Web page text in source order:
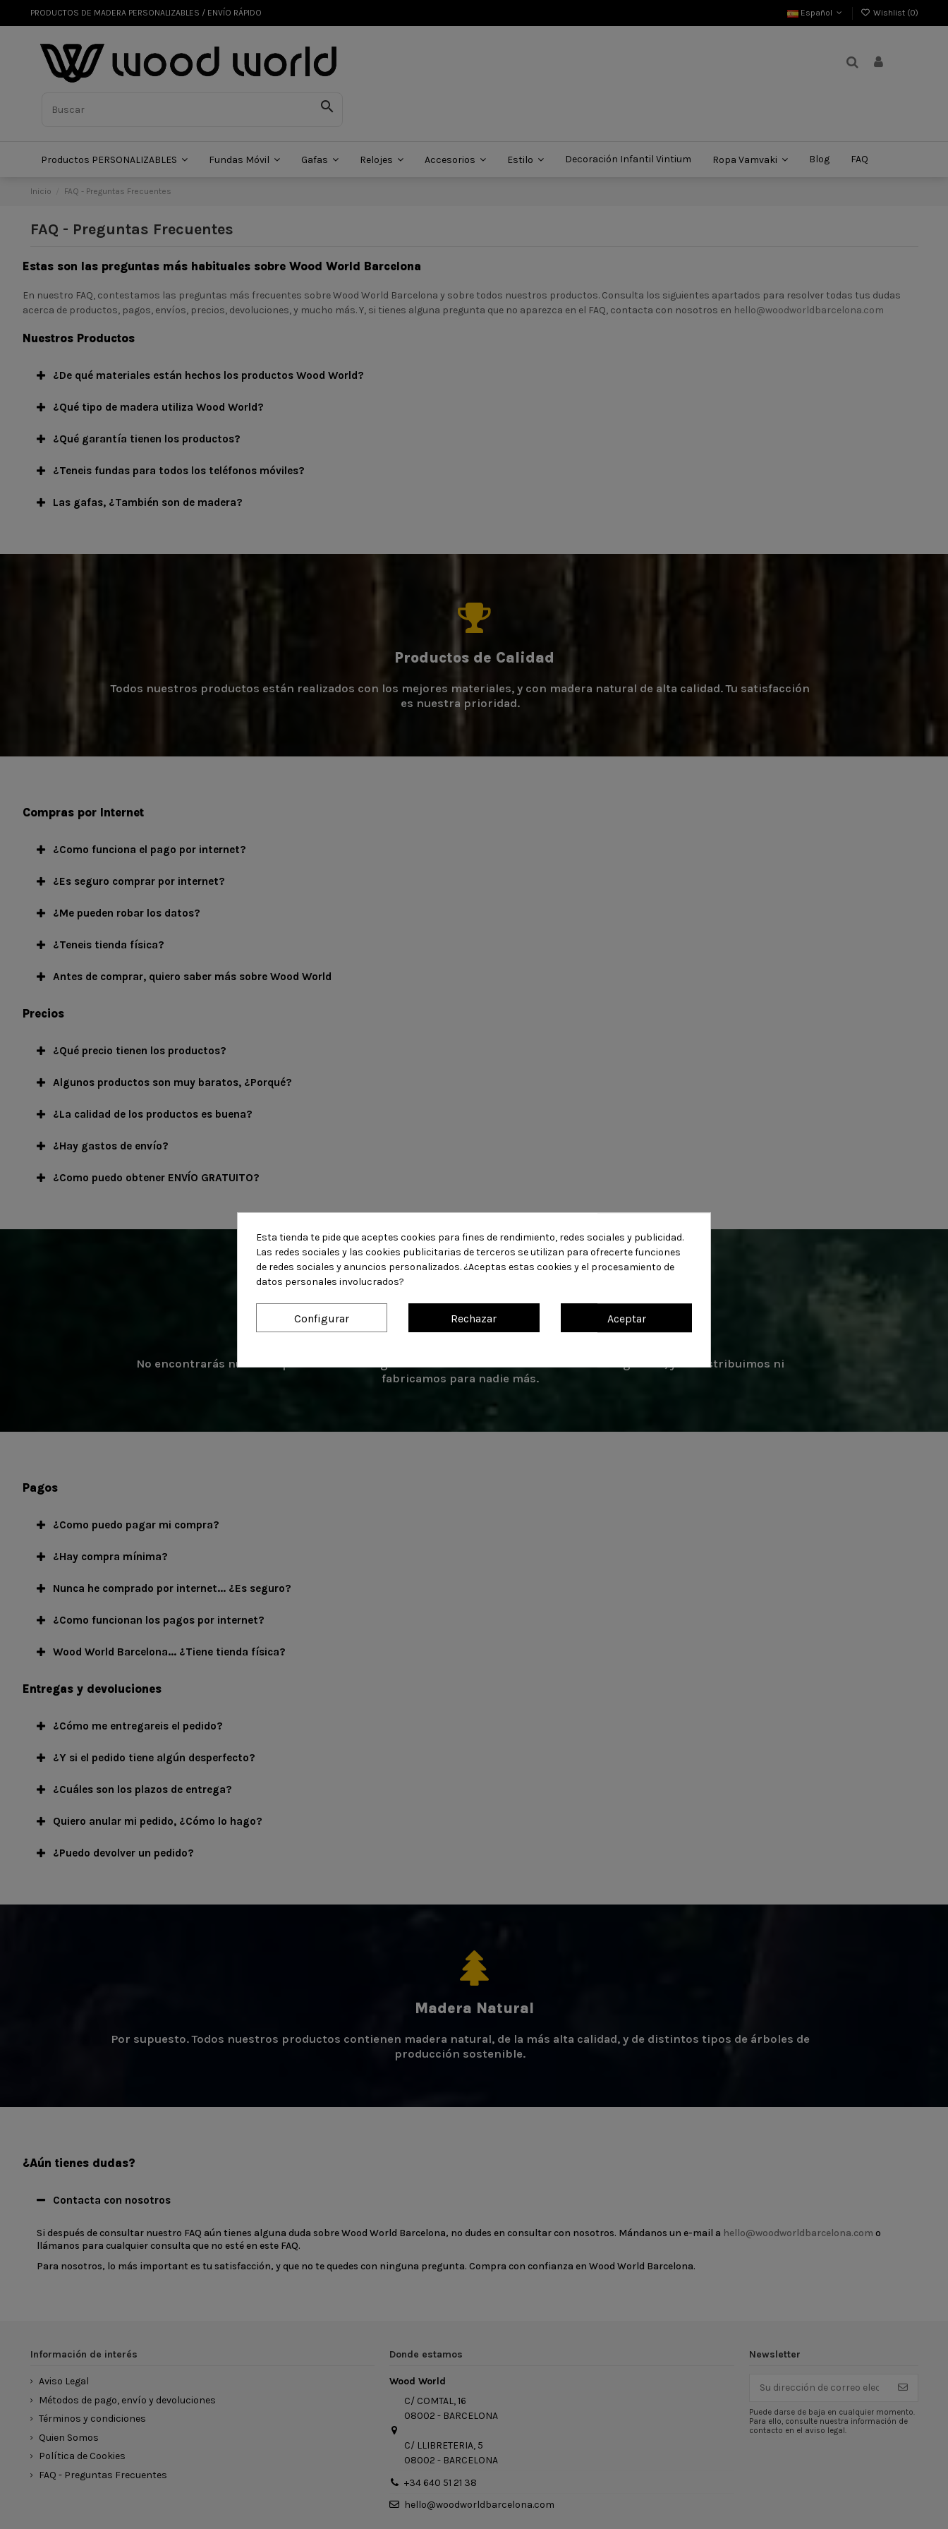
PRODUCTOS DE MADERA PERSONALIZABLES / ENVÍO RÁPIDO Español Wishlist (0)

Productos PERSONALIZABLES Fundas Móvil Gafas Relojes Accesorios Estilo Decoración Infantil Vintium Ropa Vamvaki Blog FAQ
Inicio FAQ - Preguntas Frecuentes
FAQ - Preguntas Frecuentes
Estas son las preguntas más habituales sobre Wood World Barcelona
En nuestro FAQ, contestamos las preguntas más frecuentes sobre Wood World Barcelona y sobre todos nuestros productos. Consulta los siguientes apartados para resolver todas tus dudas
acerca de productos, pagos, envíos, precios, devoluciones, y mucho más. Y, si tienes alguna pregunta que no aparezca en el FAQ, contacta con nosotros en hello@woodworldbarcelona.com
Nuestros Productos
¿De qué materiales están hechos los productos Wood World?
¿Qué tipo de madera utiliza Wood World?
¿Qué garantía tienen los productos?
¿Teneis fundas para todos los teléfonos móviles?
Las gafas, ¿También son de madera?
Productos de Calidad
Todos nuestros productos están realizados con los mejores materiales, y con madera natural de alta calidad. Tu satisfacción
es nuestra prioridad.
Compras por Internet
¿Como funciona el pago por internet?
¿Es seguro comprar por internet?
¿Me pueden robar los datos?
¿Teneis tienda física?
Antes de comprar, quiero saber más sobre Wood World
Precios
¿Qué precio tienen los productos?
Algunos productos son muy baratos, ¿Porqué?
¿La calidad de los productos es buena?
¿Hay gastos de envío?
¿Como puedo obtener ENVÍO GRATUITO?
Originalidad 100%
No encontrarás nuestros productos en ninguna otra tienda. Nuestros diseños son originales, y no distribuimos ni
fabricamos para nadie más.
Pagos
¿Como puedo pagar mi compra?
¿Hay compra mínima?
Nunca he comprado por internet... ¿Es seguro?
¿Como funcionan los pagos por internet?
Wood World Barcelona... ¿Tiene tienda física?
Entregas y devoluciones
¿Cómo me entregareis el pedido?
¿Y si el pedido tiene algún desperfecto?
¿Cuáles son los plazos de entrega?
Quiero anular mi pedido, ¿Cómo lo hago?
¿Puedo devolver un pedido?
Madera Natural
Por supuesto. Todos nuestros productos contienen madera natural, de la más alta calidad, y de distintos tipos de árboles de
producción sostenible.
¿Aún tienes dudas?
Contacta con nosotros
Si después de consultar nuestro FAQ aún tienes alguna duda sobre Wood World Barcelona, no dudes en consultar con nosotros. Mándanos un e-mail a hello@woodworldbarcelona.com o
llámanos para cualquier consulta que no esté en este FAQ.
Para nosotros, lo más important es tu satisfacción, y que no te quedes con ninguna pregunta. Compra con confianza en Wood World Barcelona.
Información de interés
Aviso Legal
Métodos de pago, envío y devoluciones
Términos y condiciones
Quien Somos
Política de Cookies
FAQ - Preguntas Frecuentes
Donde estamos
Wood World
C/ COMTAL, 16
08002 - BARCELONA
C/ LLIBRETERIA, 5
08002 - BARCELONA
+34 640 51 21 38
hello@woodworldbarcelona.com
Newsletter
Puede darse de baja en cualquier momento.
Para ello, consulte nuestra información de
contacto en el aviso legal.
Esta tienda te pide que aceptes cookies para fines de rendimiento, redes sociales y publicidad.
Las redes sociales y las cookies publicitarias de terceros se utilizan para ofrecerte funciones
de redes sociales y anuncios personalizados. ¿Aceptas estas cookies y el procesamiento de
datos personales involucrados?
Configurar Rechazar Aceptar